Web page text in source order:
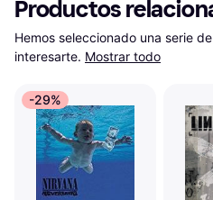
Productos
Hemos seleccionado una serie
interesarte. Mostrar todo
-29%